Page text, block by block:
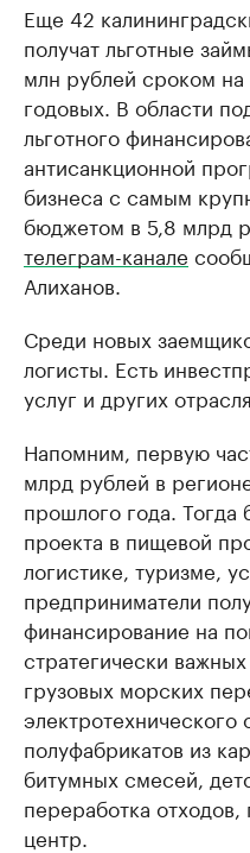
Еще 42
получат льготные
млн рублей сроком
годовых. В области
льготного
антисанкционной
бизнеса с самым
бюджетом в 5,8 млрд
телеграм-канале
Алиханов.
Среди новых
логисты. Есть
услуг и других
Напомним, первую
млрд рублей в
прошлого года.
проекта в пищевой
логистике, туризме,
предприниматели
финансирование на
стратегически
грузовых морских
электротехнического
полуфабрикатов из
битумных смесей,
переработка
центр.